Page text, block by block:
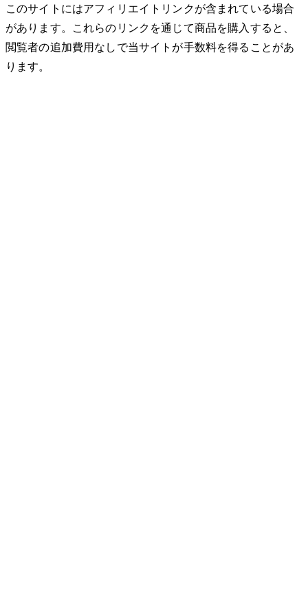
このサイトにはアフィリエイトリンクが含まれている場合
があります。これらのリンクを通じて商品を購入すると、
閲覧者の追加費用なしで当サイトが手数料を得ることがあ
ります。